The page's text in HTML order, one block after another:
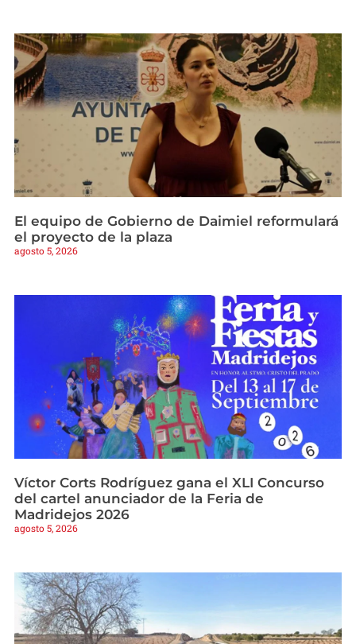
El equipo de Gobierno de Daimiel reformulará
el proyecto de la plaza
agosto 5, 2026
Víctor Corts Rodríguez gana el XLI Concurso
del cartel anunciador de la Feria de
Madridejos 2026
agosto 5, 2026